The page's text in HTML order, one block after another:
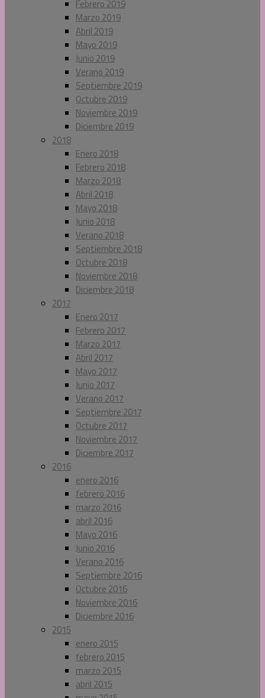
Febrero 2019
Marzo 2019
Abril 2019
Mayo 2019
Junio 2019
Verano 2019
Septiembre 2019
Octubre 2019
Noviembre 2019
Diciembre 2019
2018
Enero 2018
Febrero 2018
Marzo 2018
Abril 2018
Mayo 2018
Junio 2018
Verano 2018
Septiembre 2018
Octubre 2018
Noviembre 2018
Diciembre 2018
2017
Enero 2017
Febrero 2017
Marzo 2017
Abril 2017
Mayo 2017
Junio 2017
Verano 2017
Septiembre 2017
Octubre 2017
Noviembre 2017
Diciembre 2017
2016
enero 2016
febrero 2016
marzo 2016
abril 2016
Mayo 2016
Junio 2016
Verano 2016
Septiembre 2016
Octubre 2016
Noviembre 2016
Diciembre 2016
2015
enero 2015
febrero 2015
marzo 2015
abril 2015